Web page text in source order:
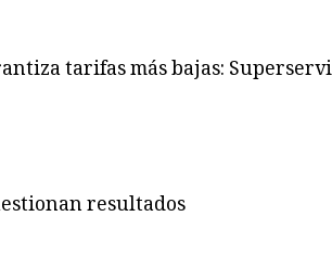
tarifas más bajas:
resultados